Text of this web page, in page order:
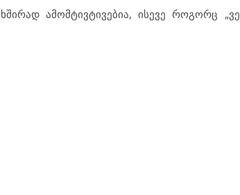
ამომტივტივებია, ისევე როგორც